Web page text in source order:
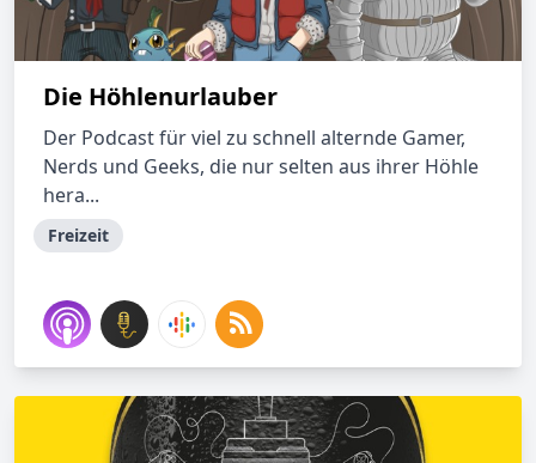
Die Höhlenurlauber
Der Podcast für viel zu schnell alternde Gamer,
Nerds und Geeks, die nur selten aus ihrer Höhle
hera...
Freizeit